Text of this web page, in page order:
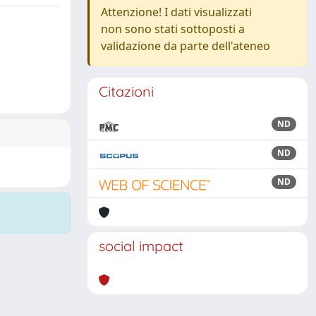
Attenzione! I dati visualizzati
non sono stati sottoposti a
validazione da parte dell'ateneo
Citazioni
ND
ND
ND
social impact